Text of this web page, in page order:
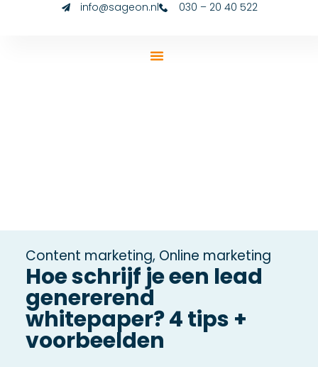
info@sageon.nl 030 – 20 40 522
Content marketing, Online marketing
Hoe schrijf je een lead
genererend
whitepaper? 4 tips +
voorbeelden